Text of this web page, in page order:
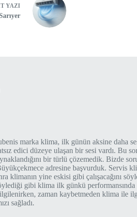
YAZI
marka klima, ilk günün aksine daha
edici düzeye ulaşan bir sesi vardı. Bu
bir türlü çözemedik. Bizde
adresine başvurduk. Servis
klimanın yine eskisi gibi çalışacağını
gibi klima ilk günkü performansında
zaman kaybetmeden klima ile
sağladı.